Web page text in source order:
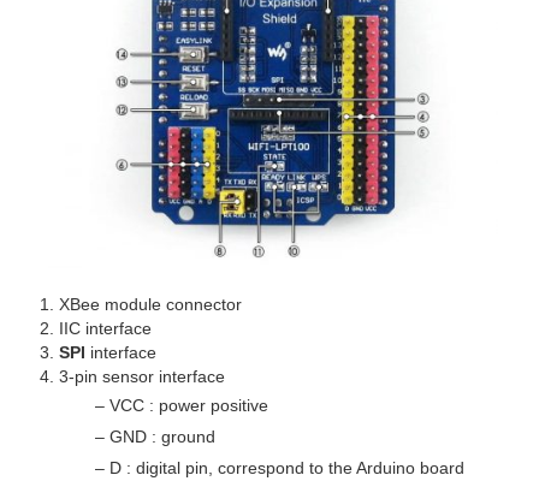
XBee module connector
IIC interface
SPI interface
3-pin sensor interface
– VCC : power positive
– GND : ground
– D : digital pin, correspond to the Arduino board